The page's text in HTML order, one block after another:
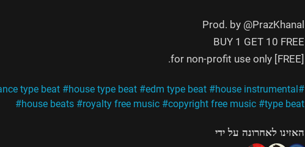
Prod. by @PrazKhanal
BUY 1 GET 10 FREE
[FREE] for non-profit use only.
#psy-trance
type beat #house type beat #edm type beat #house instrumental
#house beats #royalty free music #copyright free music #type beat
האזינו לאחרונה על ידי